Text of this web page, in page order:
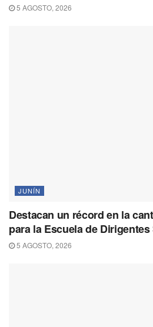
5 AGOSTO, 2026
JUNÍN
Destacan un récord en la
para la Escuela de
5 AGOSTO, 2026